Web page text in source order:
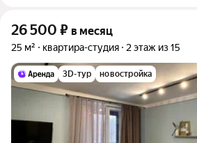
26 500 ₽ в месяц
25 м² квартира-студия 2 этаж из 15
3D-тур новостройка